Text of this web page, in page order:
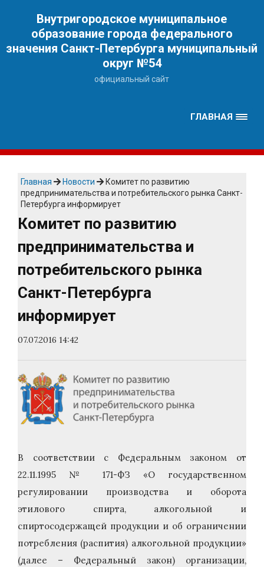
Внутригородское муниципальное
образование города федерального
значения Санкт-Петербурга муниципальный
округ №54
официальный сайт
ГЛАВНАЯ
Главная Новости
Комитет по развитию
предпринимательства и потребительского рынка Санкт-
Петербурга информирует
Комитет по развитию
предпринимательства и
потребительского рынка
Санкт-Петербурга
информирует
07.07.2016 14:42
В соответствии с Федеральным законом от
22.11.1995 № 171-ФЗ «О государственном
регулировании производства и оборота
этилового спирта, алкогольной и
спиртосодержащей продукции и об ограничении
потребления (распития) алкогольной продукции»
(далее – Федеральный закон) организации,